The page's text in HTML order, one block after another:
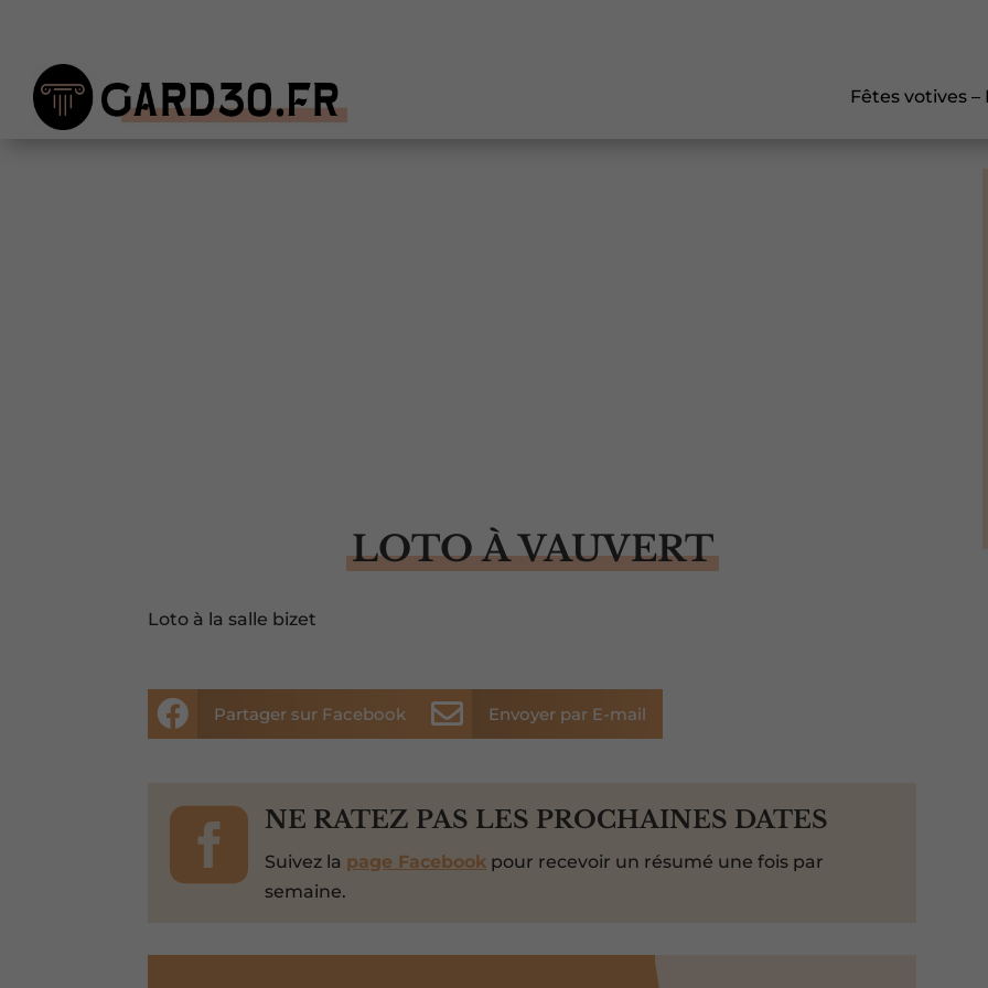
Fêtes votives –
LOTO À VAUVERT
Loto à la salle bizet
 Partager sur Facebook  Envoyer par E-mail
 NE RATEZ PAS LES PROCHAINES DATES
Suivez la page Facebook pour recevoir un résumé une fois par
semaine.